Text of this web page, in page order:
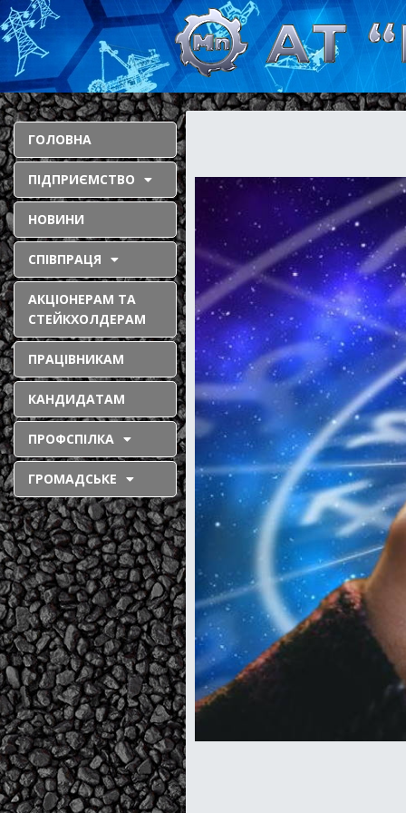
ГОЛОВНА
ПІДПРИЄМСТВО
НОВИНИ
СПІВПРАЦЯ
АКЦІОНЕРАМ ТА
СТЕЙКХОЛДЕРАМ
ПРАЦІВНИКАМ
КАНДИДАТАМ
ПРОФСПІЛКА
ГРОМАДСЬКЕ